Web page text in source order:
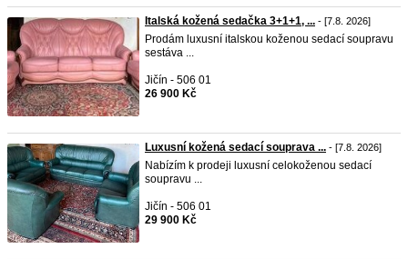
Italská kožená sedačka 3+1+1, ... - [7.8. 2026]
Prodám luxusní italskou koženou sedací soupravu
sestáva ...
Jičín - 506 01
26 900 Kč
Luxusní kožená sedací souprava ... - [7.8. 2026]
Nabízím k prodeji luxusní celokoženou sedací
soupravu ...
Jičín - 506 01
29 900 Kč